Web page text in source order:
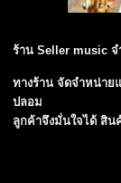
ร้าน Seller music จ
ทางร้าน จัดจำหน่าย
ปลอม
ลูกค้าจึงมั่นใจได้ สิ